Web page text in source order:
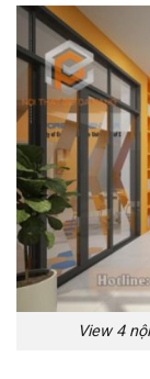
View 4